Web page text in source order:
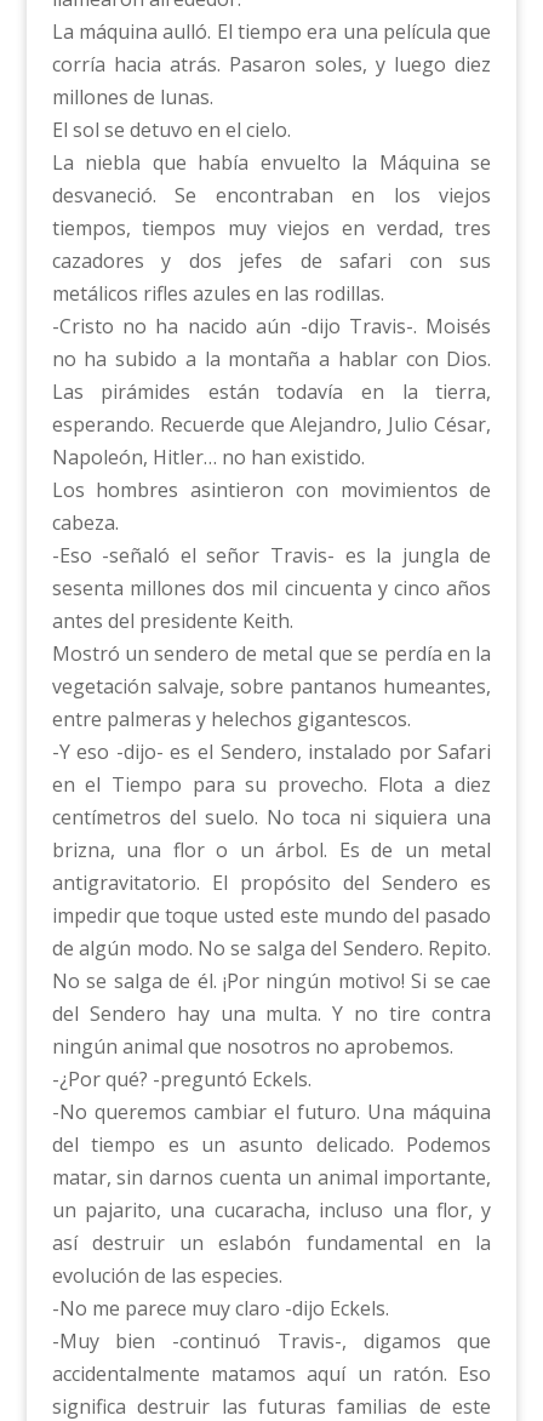
La máquina aulló. El tiempo era una película que
corría hacia atrás. Pasaron soles, y luego diez
millones de lunas.
El sol se detuvo en el cielo.
La niebla que había envuelto la Máquina se
desvaneció. Se encontraban en los viejos
tiempos, tiempos muy viejos en verdad, tres
cazadores y dos jefes de safari con sus
metálicos rifles azules en las rodillas.
-Cristo no ha nacido aún -dijo Travis-. Moisés
no ha subido a la montaña a hablar con Dios.
Las pirámides están todavía en la tierra,
esperando. Recuerde que Alejandro, Julio César,
Napoleón, Hitler… no han existido.
Los hombres asintieron con movimientos de
cabeza.
-Eso -señaló el señor Travis- es la jungla de
sesenta millones dos mil cincuenta y cinco años
antes del presidente Keith.
Mostró un sendero de metal que se perdía en la
vegetación salvaje, sobre pantanos humeantes,
entre palmeras y helechos gigantescos.
-Y eso -dijo- es el Sendero, instalado por Safari
en el Tiempo para su provecho. Flota a diez
centímetros del suelo. No toca ni siquiera una
brizna, una flor o un árbol. Es de un metal
antigravitatorio. El propósito del Sendero es
impedir que toque usted este mundo del pasado
de algún modo. No se salga del Sendero. Repito.
No se salga de él. ¡Por ningún motivo! Si se cae
del Sendero hay una multa. Y no tire contra
ningún animal que nosotros no aprobemos.
-¿Por qué? -preguntó Eckels.
-No queremos cambiar el futuro. Una máquina
del tiempo es un asunto delicado. Podemos
matar, sin darnos cuenta un animal importante,
un pajarito, una cucaracha, incluso una flor, y
así destruir un eslabón fundamental en la
evolución de las especies.
-No me parece muy claro -dijo Eckels.
-Muy bien -continuó Travis-, digamos que
accidentalmente matamos aquí un ratón. Eso
significa destruir las futuras familias de este